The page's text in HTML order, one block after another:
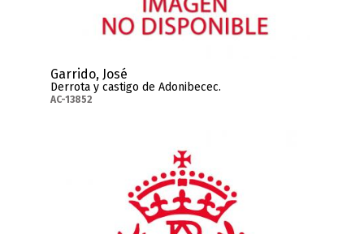
Garrido, José
Derrota y castigo de Adonibecec.
AC-13852